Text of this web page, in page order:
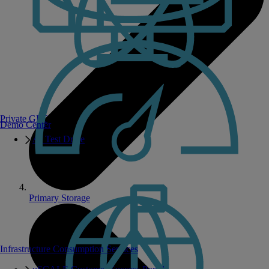
Private GPT
AI Test Drive
Infrastructure Consumption Services
Demo Center
Primary Storage